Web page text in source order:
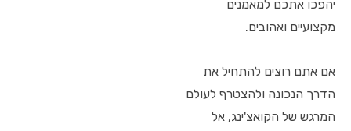
יהפכו אתכם למאמנים
מקצועיים ואהובים.
אם אתם רוצים להתחיל את
הדרך הנכונה ולהצטרף לעולם
המרגש של הקואצ'ינג, אל